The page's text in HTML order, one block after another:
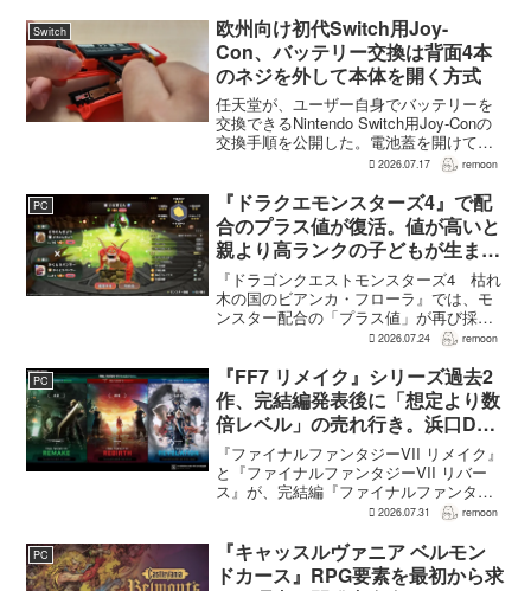
Switch
欧州向け初代Switch用Joy-
Con、バッテリー交換は背面4本
のネジを外して本体を開く方式
任天堂が、ユーザー自身でバッテリーを
交換できるNintendo Switch用Joy-Conの
交換手順を公開した。電池蓋を開けて入
れ替える方式ではなく、背面のネジ4本を
ケーブルを取り外す必要がある。この
改...
2026.07.17 remoon
PC
『ドラクエモンスターズ4』で配
合のプラス値が復活。値が高いと
親より高ランクの子どもが生まれ
ることも
『ドラゴンクエストモンスターズ4 枯れ
木の国のビアンカ・フローラ』では、モ
ンスター配合の「プラス値」が再び採用
される。配合を繰り返すことで数値が増
が高くなる補正がかかる。前作『ドラゴ
ンクエストモンスターズ...
2026.07.24 remoon
PC
『FF7 リメイク』シリーズ過去2
作、完結編発表後に「想定より数
倍レベル」の売れ行き。浜口Dが
明かす
『ファイナルファンタジーVII リメイク』
と『ファイナルファンタジーVII リバー
ス』が、完結編『ファイナルファンタジ
ーVII リベレーション』の発表後、「我々
ると、シリーズディレクターの浜口直樹
氏がAU...
2026.07.31 remoon
PC
『キャッスルヴァニア ベルモン
ドカース』RPG要素を最初から求